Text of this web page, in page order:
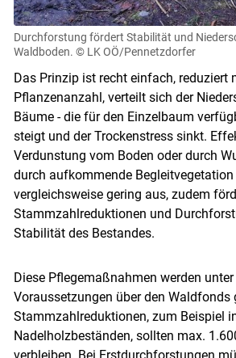
Skip to main
Durchforstung fördert Stabilität und
Waldboden. © LK OÖ/Pennetzdorfer
Das Prinzip ist recht einfach, reduziert
Pflanzenanzahl, verteilt sich der
Bäume - die für den Einzelbaum
steigt und der Trockenstress sinkt.
Verdunstung vom Boden oder durch
durch aufkommende
vergleichsweise gering aus, zudem
Stammzahlreduktionen und
Stabilität des Bestandes.
Diese Pflegemaßnahmen werden
Voraussetzungen über den Waldfonds
Stammzahlreduktionen, zum Beispiel
Nadelholzbeständen, sollten max.
verbleiben. Bei Erstdurchforstungen